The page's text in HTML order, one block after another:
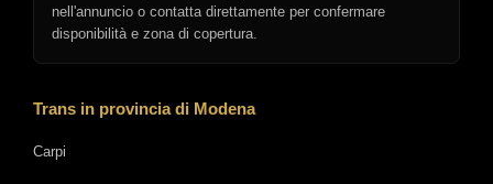
nell'annuncio o contatta direttamente per confermare
disponibilità e zona di copertura.
Trans in provincia di Modena
Carpi